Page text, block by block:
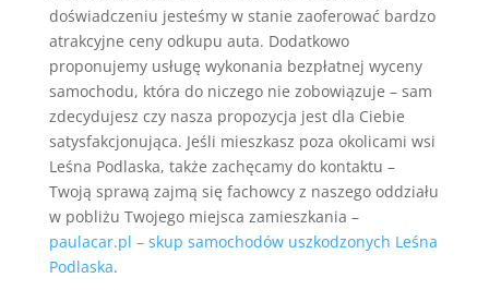
doświadczeniu jesteśmy w stanie zaoferować bardzo
atrakcyjne ceny odkupu auta. Dodatkowo
proponujemy usługę wykonania bezpłatnej wyceny
samochodu, która do niczego nie zobowiązuje – sam
zdecydujesz czy nasza propozycja jest dla Ciebie
satysfakcjonująca. Jeśli mieszkasz poza okolicami wsi
Leśna Podlaska, także zachęcamy do kontaktu –
Twoją sprawą zajmą się fachowcy z naszego oddziału
w pobliżu Twojego miejsca zamieszkania –
paulacar.pl – skup samochodów uszkodzonych Leśna
Podlaska.